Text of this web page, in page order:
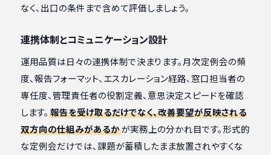
なく、出口の条件まで含めて評価しましょう。
連携体制とコミュニケーション設計
運用品質は日々の連携体制で決まります。月次定例会の頻
度、報告フォーマット、エスカレーション経路、窓口担当者の
専任度、管理責任者の役割定義、意思決定スピードを確認
します。 報告を受け取るだけでなく、改善要望が反映される
双方向の仕組みがあるかが実務上の分かれ目です。形式的
な定例会だけでは、課題が蓄積したまま放置されやすくな